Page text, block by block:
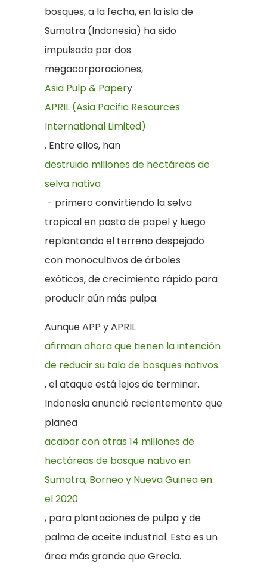
bosques, a la fecha, en la isla de
Sumatra (Indonesia) ha sido
impulsada por dos
megacorporaciones,
Asia Pulp & Papery
APRIL (Asia Pacific Resources
International Limited)
. Entre ellos, han
destruido millones de hectáreas de
selva nativa
- primero convirtiendo la selva
tropical en pasta de papel y luego
replantando el terreno despejado
con monocultivos de árboles
exóticos, de crecimiento rápido para
producir aún más pulpa.
Aunque APP y APRIL
afirman ahora que tienen la intención
de reducir su tala de bosques nativos
, el ataque está lejos de terminar.
Indonesia anunció recientemente que
planea
acabar con otras 14 millones de
hectáreas de bosque nativo en
Sumatra, Borneo y Nueva Guinea en
el 2020
, para plantaciones de pulpa y de
palma de aceite industrial. Esta es un
área más grande que Grecia.